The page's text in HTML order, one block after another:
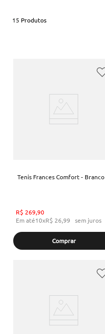
15 Produtos
Tenis Frances Comfort - Branco
R$ 269,90
Em até10xR$ 26,99 sem juros
Comprar